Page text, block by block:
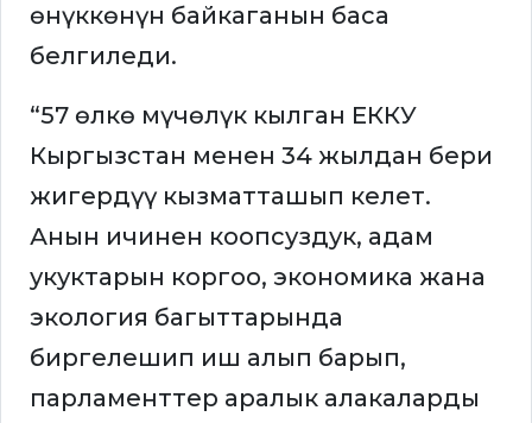
өнүккөнүн байкаганын баса
белгиледи.
“57 өлкө мүчөлүк кылган ЕККУ
Кыргызстан менен 34 жылдан бери
жигердүү кызматташып келет.
Анын ичинен коопсуздук, адам
укуктарын коргоо, экономика жана
экология багыттарында
биргелешип иш алып барып,
парламенттер аралык алакаларды